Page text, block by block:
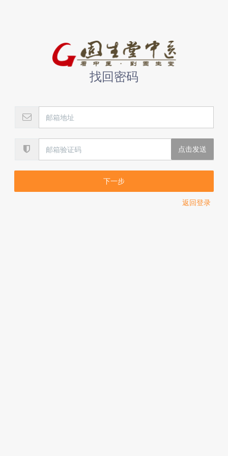
找回密码
下一步
返回登录